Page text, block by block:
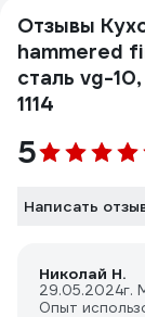
Отзывы
hammered
сталь vg-
1114
5
Написать
Николай Н.
29.05.2024г.
Опыт